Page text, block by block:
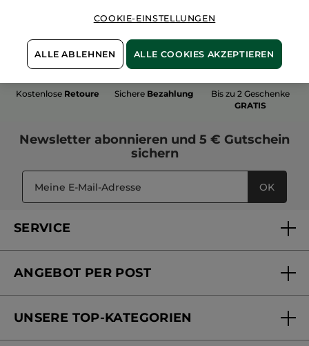
Kostenlose Retoure Sichere Bezahlung
Bis zu 2 Geschenke
GRATIS
Newsletter abonnieren und 5 € Gutschein
sichern
OK
SERVICE
Mein Konto
Online Preisliste
ANGEBOT PER POST
Versandhandel Preisliste
UNSERE TOP-KATEGORIEN
COOKIE-EINSTELLUNGEN
ALLE ABLEHNEN ALLE COOKIES AKZEPTIEREN